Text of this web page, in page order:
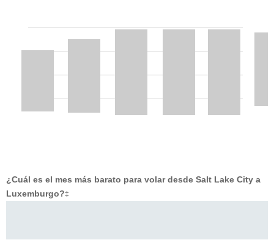
¿Cuál es el mes más barato para volar desde Salt Lake City a
Luxemburgo?‡